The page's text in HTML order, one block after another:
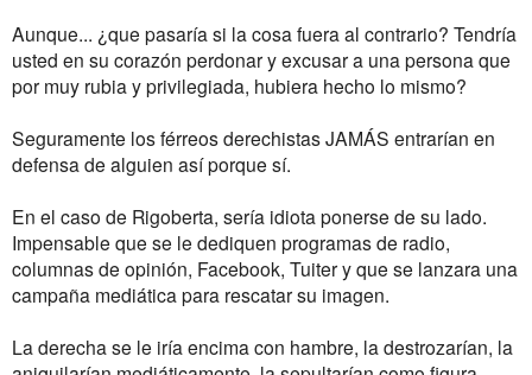
Aunque... ¿que pasaría si la cosa fuera al contrario? Tendría
usted en su corazón perdonar y excusar a una persona que
por muy rubia y privilegiada, hubiera hecho lo mismo?
Seguramente los férreos derechistas JAMÁS entrarían en
defensa de alguien así porque sí.
En el caso de Rigoberta, sería idiota ponerse de su lado.
Impensable que se le dediquen programas de radio,
columnas de opinión, Facebook, Tuiter y que se lanzara una
campaña mediática para rescatar su imagen.
La derecha se le iría encima con hambre, la destrozarían, la